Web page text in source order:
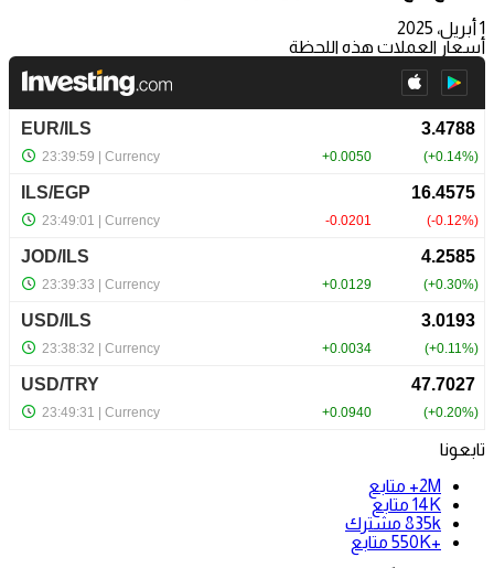
1 أبريل، 2025
أسعار العملات هذه اللحظة
تابعونا
2M+
متابع
14K متابع
835k مشترك
+550K
متابع